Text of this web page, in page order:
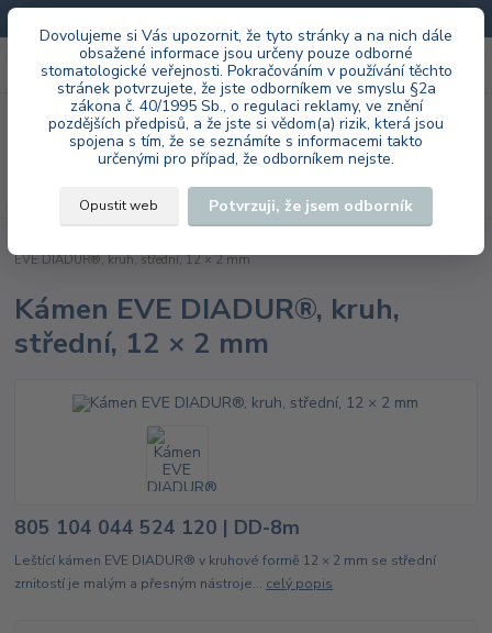
Dovolujeme si Vás upozornit, že tyto stránky a na nich dále
obsažené informace jsou určeny pouze odborné
stomatologické veřejnosti. Pokračováním v používání těchto
stránek potvrzujete, že jste odborníkem ve smyslu §2a
zákona č. 40/1995 Sb., o regulaci reklamy, ve znění
pozdějších předpisů, a že jste si vědom(a) rizik, která jsou
spojena s tím, že se seznámíte s informacemi takto
určenými pro případ, že odborníkem nejste.
Opustit web Potvrzuji, že jsem odborník
Menu
Hledat
+420 603 985 555 za0 Kč
EVE DIADUR®, kruh, střední, 12 × 2 mm
Kámen EVE DIADUR®, kruh,
střední, 12 × 2 mm
805 104 044 524 120 | DD-8m
Leštící kámen EVE DIADUR® v kruhové formě 12 × 2 mm se střední
zrnitostí je malým a přesným nástroje... celý popis